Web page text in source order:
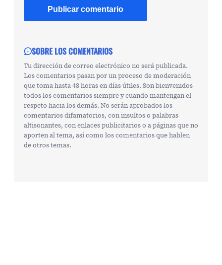
SOBRE LOS COMENTARIOS
Tu dirección de correo electrónico no será publicada.
Los comentarios pasan por un proceso de moderación
que toma hasta 48 horas en días útiles. Son bienvenidos
todos los comentarios siempre y cuando mantengan el
respeto hacia los demás. No serán aprobados los
comentarios difamatorios, con insultos o palabras
altisonantes, con enlaces publicitarios o a páginas que no
aporten al tema, así como los comentarios que hablen
de otros temas.